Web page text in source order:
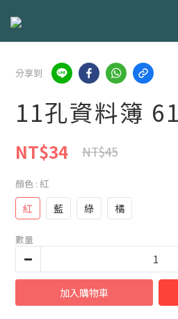
分享到
11孔資料簿
NT$34 NT$45
顏色 : 紅
紅 藍 綠 橘
數量
加入購物車